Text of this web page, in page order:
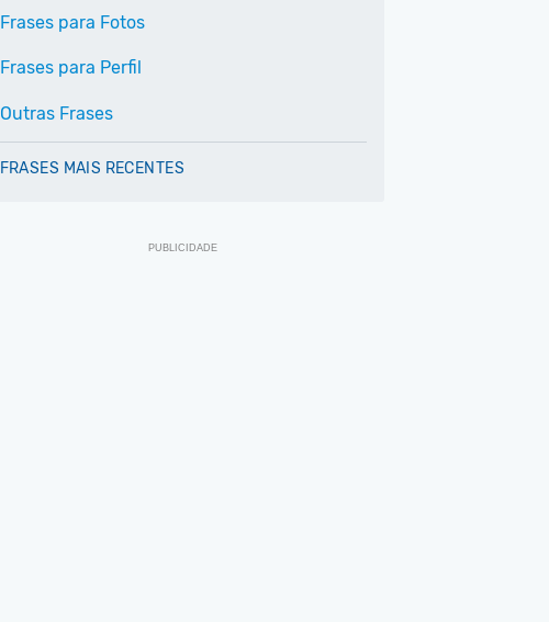
Frases para Fotos
Frases para Perfil
Outras Frases
FRASES MAIS RECENTES